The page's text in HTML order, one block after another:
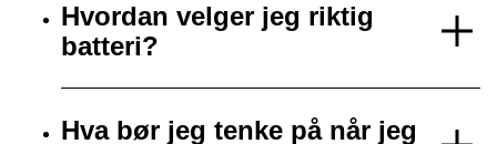
Hvordan velger jeg riktig
batteri?
Hva bør jeg tenke på når jeg